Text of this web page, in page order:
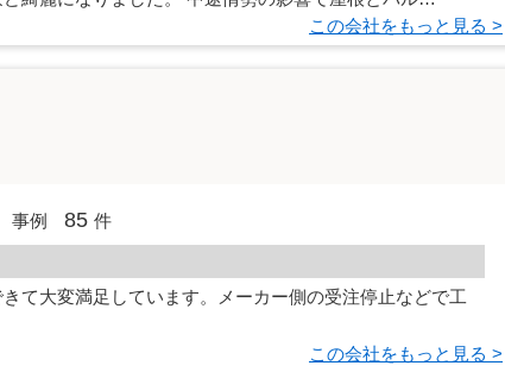
この会社をもっと見る >
事例 85 件
て大変満足しています。メーカー側の受注停止などで工
この会社をもっと見る >